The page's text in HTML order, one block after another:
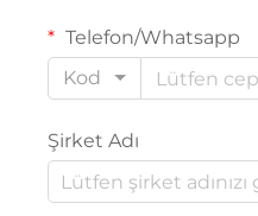
Telefon/Whatsapp
Kod
Şirket Adı